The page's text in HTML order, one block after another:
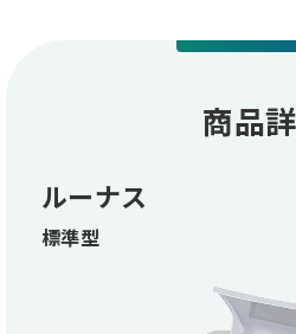
商品
ルーナス
標準型